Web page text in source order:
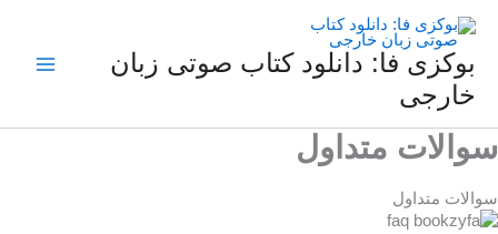
بوکزی فا: دانلود کتاب صوتی زبان
خارجی
سوالات متداول
سوالات متداول